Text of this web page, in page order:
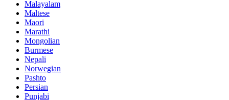
Malayalam
Maltese
Maori
Marathi
Mongolian
Burmese
Nepali
Norwegian
Pashto
Persian
Punjabi